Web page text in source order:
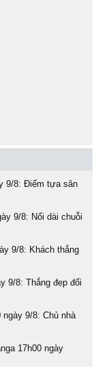
9/8: Điểm tựa sân
9/8: Nối dài chuỗi
9/8: Khách thắng
9/8: Thắng đẹp đối
ngày 9/8: Chủ nhà
17h00 ngày